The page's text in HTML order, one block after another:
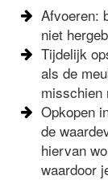
Afvoeren:
niet
Tijdelijk
als de
misschien
Opkopen
de
hiervan
waardoor